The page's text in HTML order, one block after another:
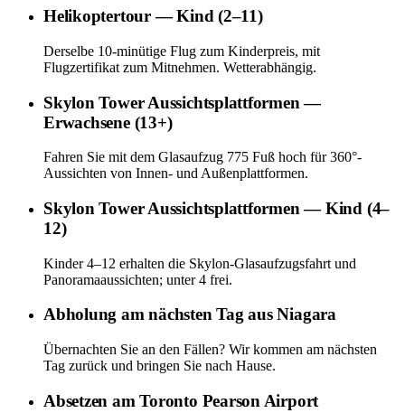
Helikoptertour — Kind (2–11)
Derselbe 10-minütige Flug zum Kinderpreis, mit
Flugzertifikat zum Mitnehmen. Wetterabhängig.
Skylon Tower Aussichtsplattformen —
Erwachsene (13+)
Fahren Sie mit dem Glasaufzug 775 Fuß hoch für 360°-
Aussichten von Innen- und Außenplattformen.
Skylon Tower Aussichtsplattformen — Kind (4–
12)
Kinder 4–12 erhalten die Skylon-Glasaufzugsfahrt und
Panoramaaussichten; unter 4 frei.
Abholung am nächsten Tag aus Niagara
Übernachten Sie an den Fällen? Wir kommen am nächsten
Tag zurück und bringen Sie nach Hause.
Absetzen am Toronto Pearson Airport